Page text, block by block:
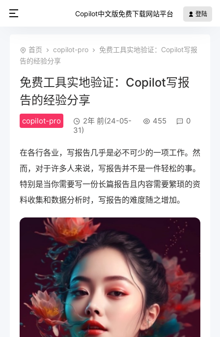
Copilot中文版免费下载网站平台 登陆
首页 copilot-pro
免费工具实地验证：Copilot写报
告的经验分享
免费工具实地验证：Copilot写报
告的经验分享
copilot-pro
2年 前(24-05-
31)
455 0
在各行各业，写报告几乎是必不可少的一项工作。然
而，对于许多人来说，写报告并不是一件轻松的事。
特别是当你需要写一份长篇报告且内容需要繁琐的资
料收集和数据分析时，写报告的难度随之增加。